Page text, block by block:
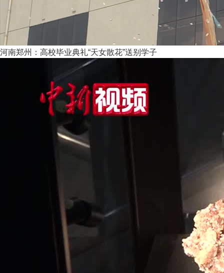
河南郑州：高校毕业典礼“天女散花”送别学子